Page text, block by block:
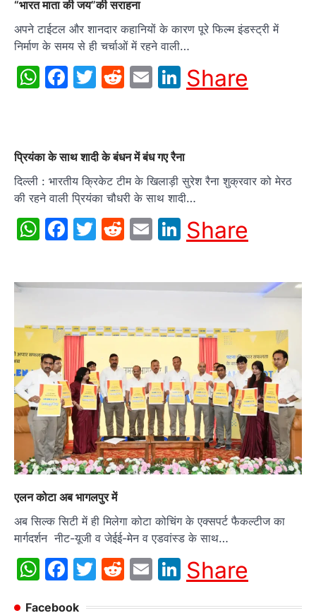
“भारत माता की जय”की सराहना
अपने टाईटल और शानदार कहानियों के कारण पूरे फिल्म इंडस्ट्री में
निर्माण के समय से ही चर्चाओं में रहने वाली…
WhatsApp
Facebook
Twitter
Reddit
EmailLinkedIn
Share
प्रियंका के साथ शादी के बंधन में बंध गए रैना
दिल्ली : भारतीय क्रिकेट टीम के खिलाड़ी सुरेश रैना शुक्रवार को मेरठ
की रहने वाली प्रियंका चौधरी के साथ शादी…
WhatsApp
Facebook
Twitter
Reddit
EmailLinkedIn
Share
एलन कोटा अब भागलपुर में
अब सिल्क सिटी में ही मिलेगा कोटा कोचिंग के एक्सपर्ट फैकल्टीज का
मार्गदर्शन नीट-यूजी व जेईई-मेन व एडवांस्ड के साथ…
WhatsApp
Facebook
Twitter
Reddit
EmailLinkedIn
Share
Facebook